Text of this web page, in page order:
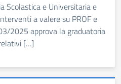
Scolastica e Universitaria e
a valere su PROF e
2025 approva la graduatoria
[…]